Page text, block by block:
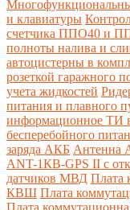
и клавиатуры
счетчика ППО40 и
полноты налива и
автоцистерны в
розеткой гаражного
учета жидкостей
питания и плавного
информационное ТИ
бесперебойного
заряда АКБ Антенна
ANT-1КВ-GPS II с
датчиков МВД Плата
КВШ Плата
Плата